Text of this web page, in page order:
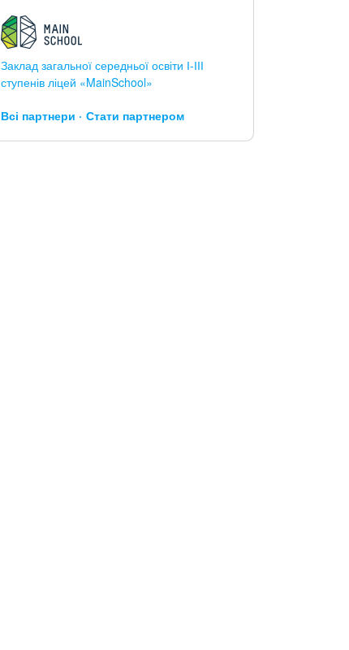
Заклад загальної середньої освіти І-ІІІ
ступенів ліцей «MainSchool»
Всі партнери Стати партнером